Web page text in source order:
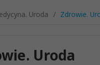
Uroda Zdrowie.
Uroda